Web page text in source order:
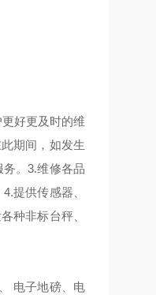
好更及时的维
期间，如发生
。3.维修各品
提供传感器、
种非标台秤、
电子地磅、电